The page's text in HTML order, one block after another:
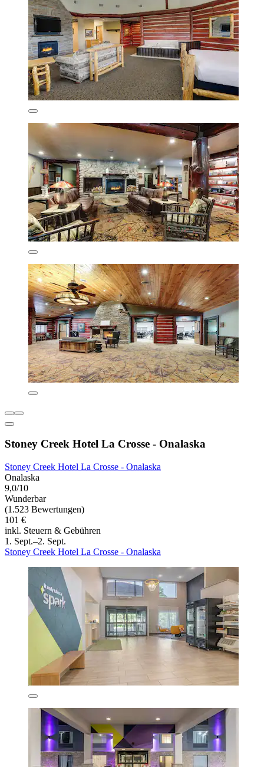
Stoney Creek Hotel La Crosse - Onalaska
Stoney Creek Hotel La Crosse - Onalaska
Onalaska
9,0/10
Wunderbar
(1.523 Bewertungen)
101 €
inkl. Steuern & Gebühren
1. Sept.–2. Sept.
Stoney Creek Hotel La Crosse - Onalaska